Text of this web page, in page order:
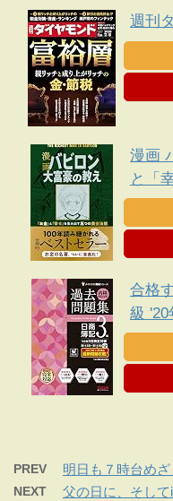
週刊
漫画
と「
則
合格
級 '20
PREV 明日も７時台め
NEXT 父の日に、そして